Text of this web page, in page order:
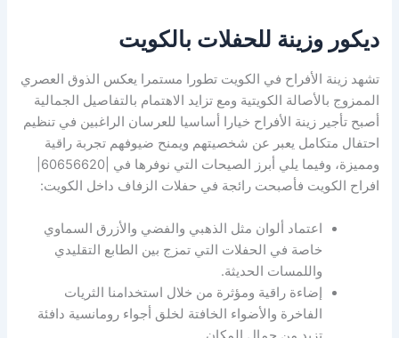
ديكور وزينة للحفلات بالكويت
تشهد زينة الأفراح في الكويت تطورا مستمرا يعكس الذوق العصري
الممزوج بالأصالة الكويتية ومع تزايد الاهتمام بالتفاصيل الجمالية
أصبح تأجير زينة الأفراح خيارا أساسيا للعرسان الراغبين في تنظيم
احتفال متكامل يعبر عن شخصيتهم ويمنح ضيوفهم تجربة راقية
افراح الكويت فأصبحت رائجة في حفلات الزفاف داخل الكويت:
اعتماد ألوان مثل الذهبي والفضي والأزرق السماوي
خاصة في الحفلات التي تمزج بين الطابع التقليدي
واللمسات الحديثة.
إضاءة راقية ومؤثرة من خلال استخدامنا الثريات
الفاخرة والأضواء الخافتة لخلق أجواء رومانسية دافئة